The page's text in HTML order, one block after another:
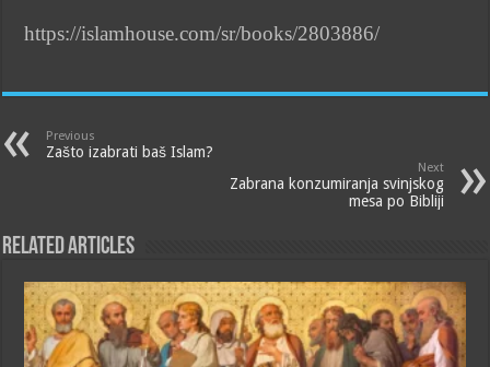
https://islamhouse.com/sr/books/2803886/
Previous
Zašto izabrati baš Islam?
Next
Zabrana konzumiranja svinjskog
mesa po Bibliji
Related Articles